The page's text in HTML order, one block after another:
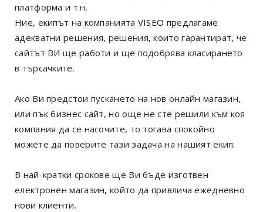
платформа и т.н.
Ние, екипът на компанията VISEO предлагаме
адекватни решения, решения, които гарантират, че
сайтът ВИ ще работи и ще подобрява класирането
в търсачките.
Ако Ви предстои пускането на нов онлайн магазин,
или пък бизнес сайт, но още не сте решили към коя
компания да се насочите, то тогава спокойно
можете да поверите тази задача на нашият екип.
В най-кратки срокове ще Ви бъде изготвен
електронен магазин, който да привлича ежедневно
нови клиенти.